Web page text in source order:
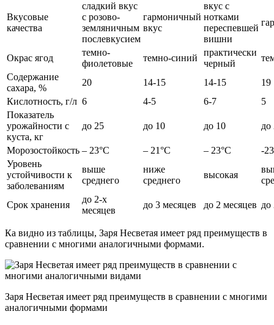
Вкусовые
качества
сладкий вкус
с розово-
земляничным
послевкусием
гармоничный
вкус
вкус с
нотками
переспевшей
вишни
Окрас ягод
темно-
фиолетовые
темно-синий
практически
черный
Содержание
сахара, %
20 14-15 14-15
19
Кислотность, г/л 6 4-5 6-7
5
Показатель
урожайности с
куста, кг
до 25 до 10 до 10 до
Морозостойкость – 23°С – 21°С – 23°С
-
Уровень
устойчивости к
заболеваниям
выше
среднего
ниже
среднего
высокая
Срок хранения
до 2-х
месяцев
до 3 месяцев до 2 месяцев до
Ка видно из таблицы, Заря Несветая имеет ряд преимуществ в
сравнении с многими аналогичными формами.
Заря Несветая имеет ряд преимуществ в сравнении с многими
аналогичными формами